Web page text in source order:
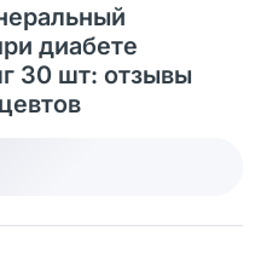
диабете
30 шт: отзывы